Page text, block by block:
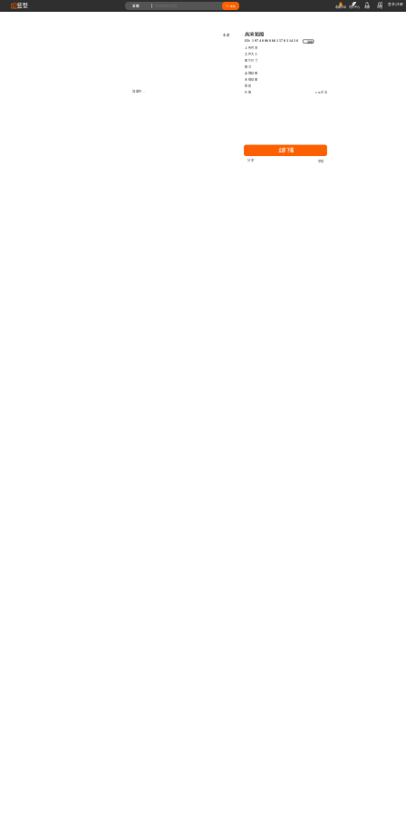
藝墅 全部 搜索 收藏本站 创作中心 收藏 充值
登录 |注册
加载中...
收藏 高清贴图
ID: 1974006866157031426 复制
上传时间
文件大小
图片尺寸
格式
品牌贴图
无缝贴图
授权
价格 0.00艺币
立即下载
分享 举报